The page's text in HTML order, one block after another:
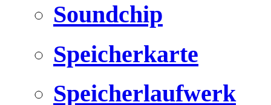
Soundchip
Speicherkarte
Speicherlaufwerk